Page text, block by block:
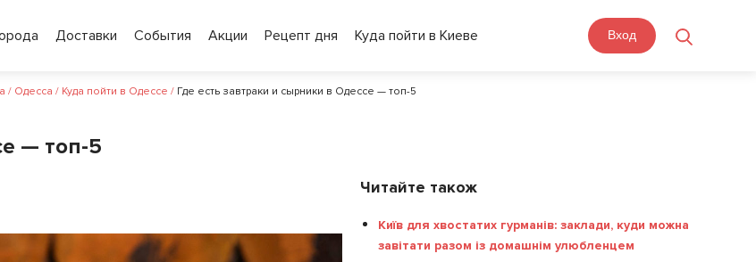
Доставки События Акции Рецепт дня Куда пойти в Киеве Вход
/ Одесса / Куда пойти в Одессе / Где есть завтраки и сырники в Одессе — топ-5
— топ-5
Читайте також
Київ для хвостатих гурманів: заклади, куди можна
завітати разом із домашнім улюбленцем